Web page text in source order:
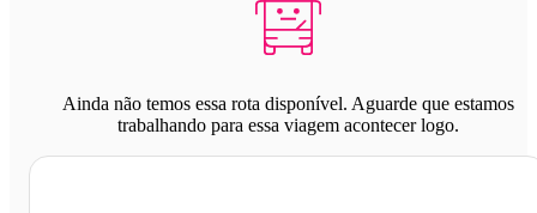
Ainda não temos essa rota disponível. Aguarde que estamos
trabalhando para essa viagem acontecer logo.